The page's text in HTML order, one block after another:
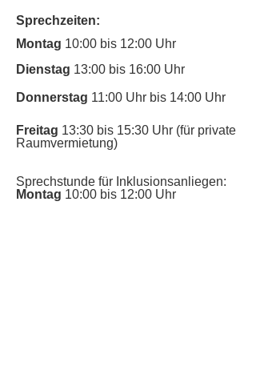
Sprechzeiten:
Montag 10:00 bis 12:00 Uhr
Dienstag 13:00 bis 16:00 Uhr
Donnerstag 11:00 Uhr bis 14:00 Uhr
Freitag 13:30 bis 15:30 Uhr (für private
Raumvermietung)
Sprechstunde für Inklusionsanliegen:
Montag 10:00 bis 12:00 Uhr